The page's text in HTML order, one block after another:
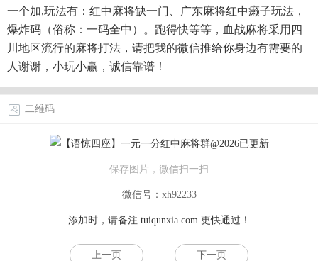
一个加,玩法有：红中麻将缺一门、广东麻将红中癞子玩法，
爆炸码（俗称：一码全中）。跑得快等等，血战麻将采用四
川地区流行的麻将打法，请把我的微信推给你身边有需要的
人谢谢，小玩小赢，诚信靠谱！
二维码
保存图片，微信扫一扫
微信号：xh92233
添加时，请备注 tuiqunxia.com更快通过！
上一页 下一页